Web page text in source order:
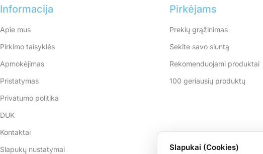
Informacija
Apie mus
Pirkimo taisyklės
Apmokėjimas
Pristatymas
Privatumo politika
DUK
Kontaktai
Slapukų nustatymai
Pirkėjams
Prekių grąžinimas
Sekite savo siuntą
Rekomenduojami produktai
100 geriausių produktų
Slapukai (Cookies)